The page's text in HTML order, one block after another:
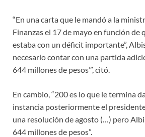
“En una carta que le mandó a la
Finanzas el 17 de mayo en función de
estaba con un déficit importante”,
necesario contar con una partida
644 millones de pesos’”, citó.
En cambio, “200 es lo que le termina
instancia posteriormente el
una resolución de agosto (…) pero
644 millones de pesos”.